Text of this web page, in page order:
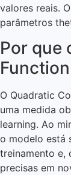
valores reais.
parâmetros
Por que
O Quadratic
uma medida
learning. Ao
o modelo está
treinamento e,
precisas em